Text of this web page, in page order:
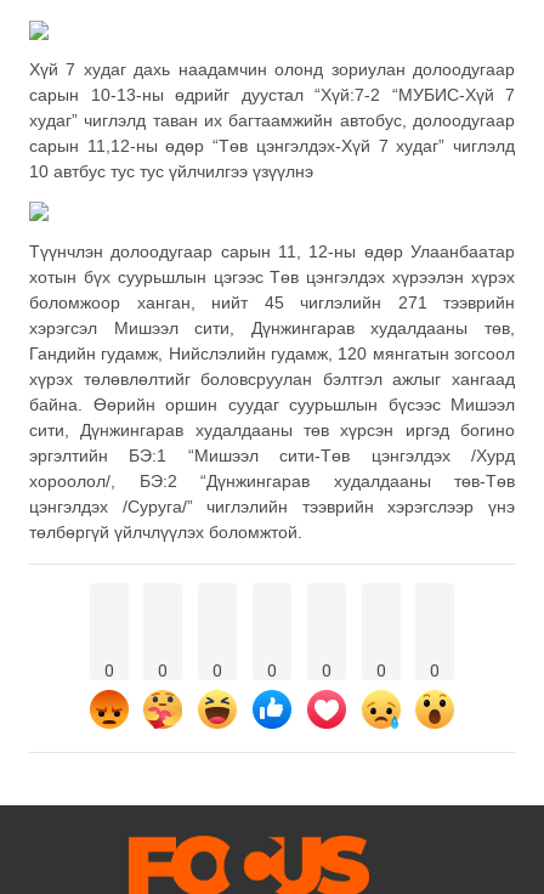
Хүй 7 худаг дахь наадамчин олонд зориулан долоодугаар
сарын 10-13-ны өдрийг дуустал “Хүй:7-2 “МУБИС-Хүй 7
худаг” чиглэлд таван их багтаамжийн автобус, долоодугаар
сарын 11,12-ны өдөр “Төв цэнгэлдэх-Хүй 7 худаг” чиглэлд
10 автбус тус тус үйлчилгээ үзүүлнэ
Түүнчлэн долоодугаар сарын 11, 12-ны өдөр Улаанбаатар
хотын бүх суурьшлын цэгээс Төв цэнгэлдэх хүрээлэн хүрэх
боломжоор ханган, нийт 45 чиглэлийн 271 тээврийн
хэрэгсэл Мишээл сити, Дүнжингарав худалдааны төв,
Гандийн гудамж, Нийслэлийн гудамж, 120 мянгатын зогсоол
хүрэх төлөвлөлтийг боловсруулан бэлтгэл ажлыг хангаад
байна. Өөрийн оршин суудаг суурьшлын бүсээс Мишээл
сити, Дүнжингарав худалдааны төв хүрсэн иргэд богино
эргэлтийн БЭ:1 “Мишээл сити-Төв цэнгэлдэх /Хурд
хороолол/, БЭ:2 “Дүнжингарав худалдааны төв-Төв
цэнгэлдэх /Суруга/” чиглэлийн тээврийн хэрэгслээр үнэ
төлбөргүй үйлчлүүлэх боломжтой.
0 0 0 0 0 0 0